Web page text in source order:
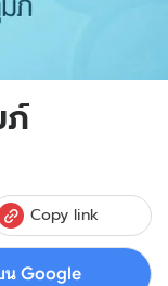
ภ์
Copy link
น Google